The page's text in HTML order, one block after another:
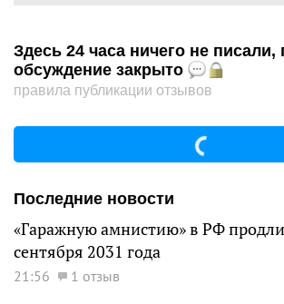
Здесь 24 часа ничего не писали,
обсуждение закрыто
правила публикации отзывов
Последние новости
«Гаражную амнистию» в РФ
сентября 2031 года
21:56 1 отзыв